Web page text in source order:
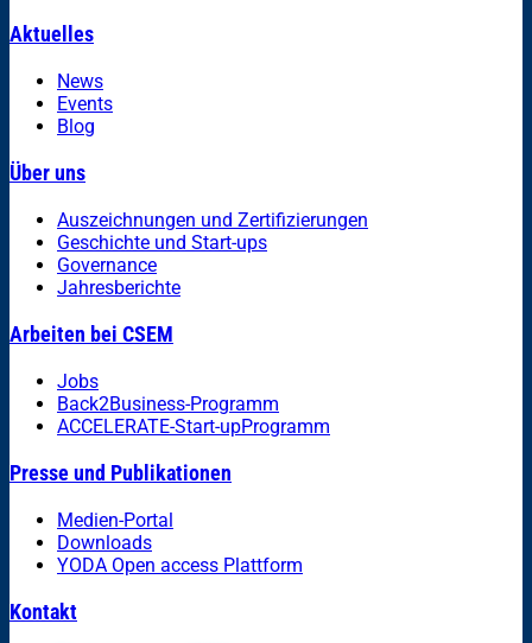
Aktuelles
News
Events
Blog
Über uns
Auszeichnungen und Zertifizierungen
Geschichte und Start-ups
Governance
Jahresberichte
Arbeiten bei CSEM
Jobs
Back2Business-Programm
ACCELERATE-Start-upProgramm
Presse und Publikationen
Medien-Portal
Downloads
YODA Open access Plattform
Kontakt